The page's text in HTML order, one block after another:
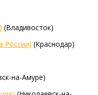
(Владивосток)
России) (Краснодар)
на-Амуре)